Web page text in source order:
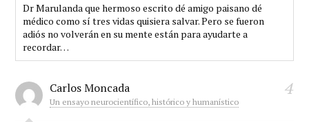
Dr Marulanda que hermoso escrito dé amigo paisano dé
médico como sí tres vidas quisiera salvar. Pero se fueron
adiós no volverán en su mente están para ayudarte a
recordar…
Carlos Moncada 4
Un ensayo neurocientífico, histórico y humanístico